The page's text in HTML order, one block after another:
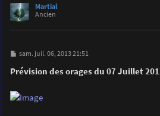
Martial
Ancien
M
s
s
g
e
sam. juil. 06, 2013 21:51
Prévision des orages du 07 Juillet